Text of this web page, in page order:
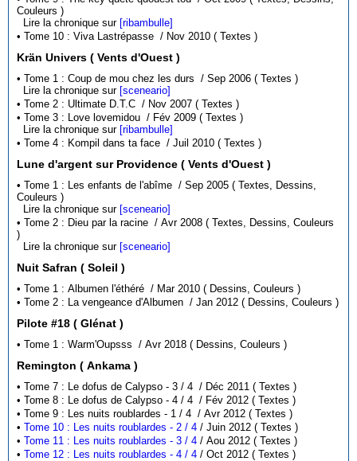
Couleurs )
Lire la chronique sur [ribambulle]
• Tome 10 : Viva Lastrépasse / Nov 2010 ( Textes )
Krän Univers ( Vents d'Ouest )
• Tome 1 : Coup de mou chez les durs / Sep 2006 ( Textes )
Lire la chronique sur [sceneario]
• Tome 2 : Ultimate D.T.C / Nov 2007 ( Textes )
• Tome 3 : Love lovemidou / Fév 2009 ( Textes )
Lire la chronique sur [ribambulle]
• Tome 4 : Kompil dans ta face / Juil 2010 ( Textes )
Lune d'argent sur Providence ( Vents d'Ouest )
• Tome 1 : Les enfants de l'abîme / Sep 2005 ( Textes, Dessins,
Couleurs )
Lire la chronique sur [sceneario]
• Tome 2 : Dieu par la racine / Avr 2008 ( Textes, Dessins, Couleurs
)
Lire la chronique sur [sceneario]
Nuit Safran ( Soleil )
• Tome 1 : Albumen l'éthéré / Mar 2010 ( Dessins, Couleurs )
• Tome 2 : La vengeance d'Albumen / Jan 2012 ( Dessins, Couleurs )
Pilote #18 ( Glénat )
• Tome 1 : Warm'Oupsss / Avr 2018 ( Dessins, Couleurs )
Remington ( Ankama )
• Tome 7 : Le dofus de Calypso - 3 / 4 / Déc 2011 ( Textes )
• Tome 8 : Le dofus de Calypso - 4 / 4 / Fév 2012 ( Textes )
• Tome 9 : Les nuits roublardes - 1 / 4 / Avr 2012 ( Textes )
•Tome 10 : Les nuits roublardes - 2 / 4
/ Juin 2012 ( Textes )
•Tome 11 : Les nuits roublardes - 3 / 4
/ Aou 2012 ( Textes )
•Tome 12 : Les nuits roublardes - 4 / 4 / Oct 2012 ( Textes )